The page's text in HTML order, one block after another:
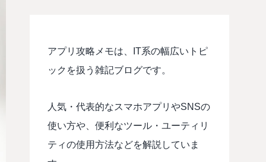
アプリ攻略メモは、IT系の幅広いトピ
ックを扱う雑記ブログです。
人気・代表的なスマホアプリやSNSの
使い方や、便利なツール・ユーティリ
ティの使用方法などを解説していま